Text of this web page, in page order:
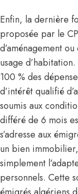
Enfin, la dernière
proposée par le
d’aménagement
usage
100 % des
d’intérêt qualifié
soumis aux
différé de 6 mois
s’adresse aux
un bien
simplement
personnels. Cette